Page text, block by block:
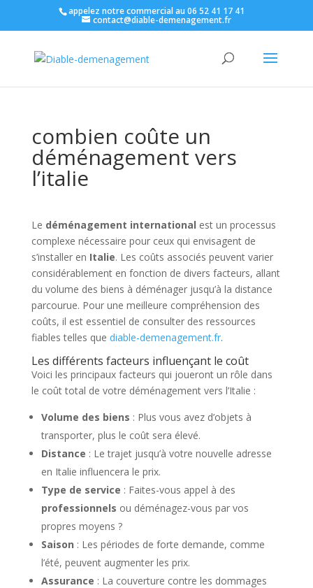
appelez notre commercial au 06 52 41 17 41
contact@diable-demenagement.fr
combien coûte un
déménagement vers
l’italie
Le déménagement international est un processus
complexe nécessaire pour ceux qui envisagent de
s’installer en Italie. Les coûts associés peuvent varier
considérablement en fonction de divers facteurs, allant
du volume des biens à déménager jusqu’à la distance
parcourue. Pour une meilleure compréhension des
coûts, il est essentiel de consulter des ressources
fiables telles que diable-demenagement.fr.
Les différents facteurs influençant le coût
Voici les principaux facteurs qui joueront un rôle dans
le coût total de votre déménagement vers l’Italie :
Volume des biens : Plus vous avez d’objets à
transporter, plus le coût sera élevé.
Distance : Le trajet jusqu’à votre nouvelle adresse
en Italie influencera le prix.
Type de service : Faites-vous appel à des
professionnels ou déménagez-vous par vos
propres moyens ?
Saison : Les périodes de forte demande, comme
l’été, peuvent augmenter les prix.
Assurance : La couverture contre les dommages